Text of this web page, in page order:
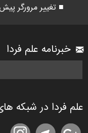
■ تغییر مرورگر
خبرنامه علم فردا
علم فردا در شبکه